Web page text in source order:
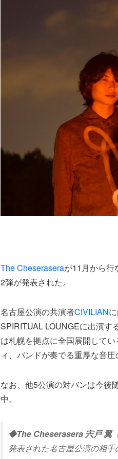
The Cheseraseraが11月から行
2弾が発表された。
名古屋公演の共演者CIVILIAN
SPIRITUAL LOUNGEに出演す
は札幌を拠点に全国展開して
ィ、バンドが奏でる重厚な音
なお、他5公演の対バンは今後
中。
◆The Cheserasera 宍戸 翼
発表された名古屋公演の相